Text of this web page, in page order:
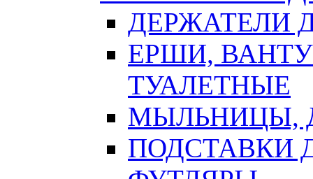
ДЕРЖАТЕЛИ
ЕРШИ,
ТУАЛЕТНЫЕ
МЫЛЬНИЦЫ,
ПОДСТАВКИ